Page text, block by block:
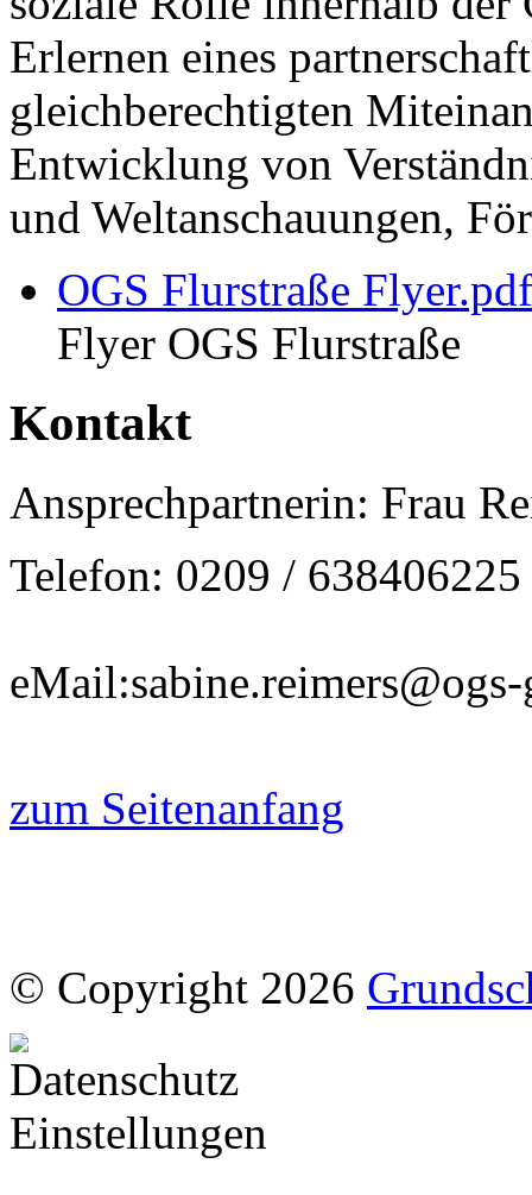
Erlernen eines
gleichberechtigten
Entwicklung von
und Weltanschauungen,
OGS Flurstraße
Flyer OGS Flurstraße
Kontakt
Ansprechpartnerin: Frau
Telefon: 0209 / 638406225
zum Seitenanfang
© Copyright 2026